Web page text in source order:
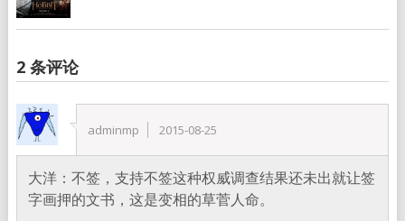
2 条评论
adminmp 2015-08-25
大洋：不签，支持不签这种权威调查结果还未出就让签
字画押的文书，这是变相的草菅人命。